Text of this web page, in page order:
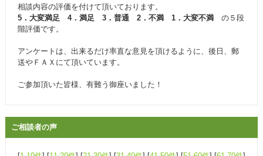
相談内容の評価を付けて頂いております。
5．大変満足 4．満足 3．普通 2．不満 1．大変不満の５段
階評価です。
アンケートは、出来るだけ率直な意見を頂けるように、後日、郵
送やＦＡＸにて頂いています。
ご参加頂いた皆様、有難う御座いました！
ご相談者の声